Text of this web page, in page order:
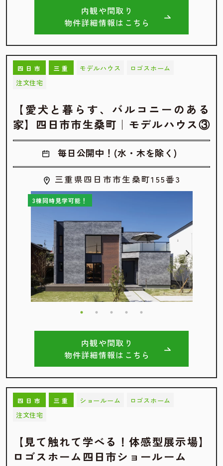
内観や間取り
物件詳細情報はこちら
四日市 三重 モデルハウス
ロゴスホーム
注文住宅
【愛犬と暮らす、バルコニーのある
家】四日市市生桑町｜モデルハウス③
毎日公開中！(水・木を除く)
三重県四日市市生桑町155番3
3棟同時見学可能！
内観や間取り
物件詳細情報はこちら
四日市 三重 ショールーム
ロゴスホーム
注文住宅
【見て触れて学べる！体感型展示場】
ロゴスホーム四日市ショールーム